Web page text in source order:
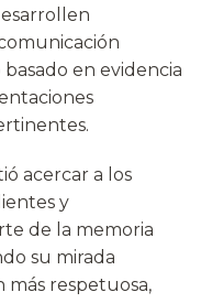
en evidencia
acercar a los
y
de la memoria
su mirada
más respetuosa,